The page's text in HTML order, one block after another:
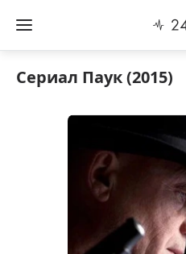
Сериал Паук (2015)